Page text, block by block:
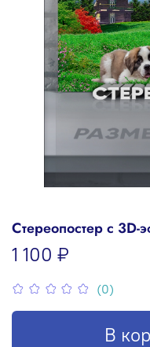
(0)
Стереопостер с
1 100 ₽
В